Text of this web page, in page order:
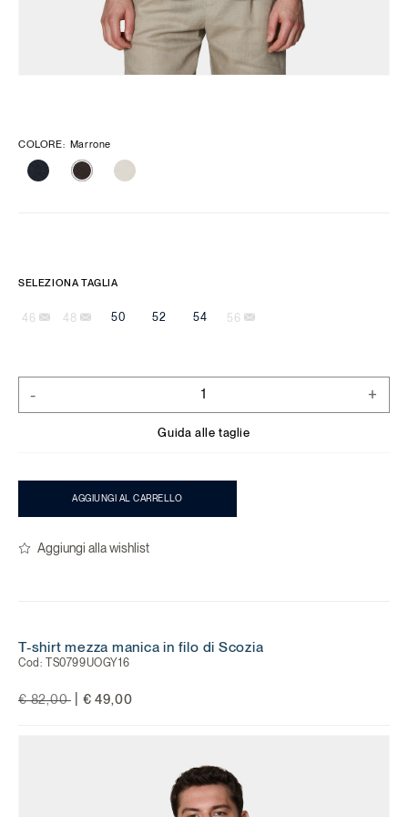
COLORE: Marrone
SELEZIONA TAGLIA
46 48 50 52 54 56
- +
Guida alle taglie
AGGIUNGI AL CARRELLO
Aggiungi alla wishlist
T-shirt mezza manica in filo di Scozia
Cod: TS0799UOGY16
Price reduced from
€ 82,00 to € 49,00